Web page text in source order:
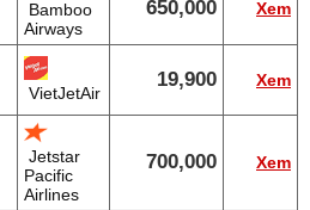
Bamboo
Airways
650,000 Xem
VietJetAir
19,900 Xem
Jetstar
Pacific
Airlines
700,000 Xem